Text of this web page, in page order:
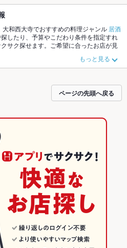
和西大寺でおすすめの料理ジャンル 居酒
したり、予算やこだわり条件を指定すれ
サク探せます。ご希望に合ったお店が見
ら、お得なクーポンはもちろん、こだわ
料理や季節のおすすめ料理など、お店の
飲み会にも、会社の宴会にも、デートや
ッパーグルメをご利用ください。
もっと見る
ページの先頭へ戻る